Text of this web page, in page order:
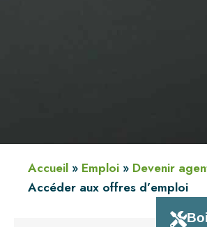
Accueil » Emploi » Devenir
Accéder aux offres d’emploi